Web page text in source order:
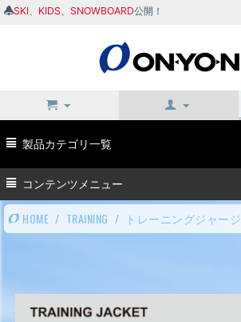
SKI KIDS SNOWBOARD公開！
製品カテゴリ一覧
コンテンツメニュー
HOME / TRAINING / トレーニングジャージ